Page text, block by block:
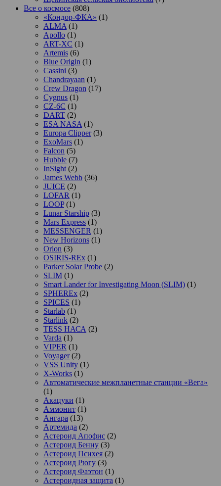
Все о космосе (808)
«Кондор-ФКА» (1)
ALMA (1)
Apollo (1)
ART-XC (1)
Artemis (6)
Blue Origin (1)
Cassini (3)
Chandrayaan (1)
Crew Dragon (17)
Cygnus (1)
CZ-6C (1)
DART (2)
ESA NASA (1)
Europa Clipper(3)
ExoMars (1)
Falcon (5)
Hubble (7)
InSight (2)
James Webb (36)
JUICE (2)
LOFAR (1)
LOOP(1)
Lunar Starship (3)
Mars Express (1)
MESSENGER (1)
New Horizons (1)
Orion (3)
OSIRIS-REx (1)
Parker Solar Probe (2)
SLIM (1)
Smart Lander for Investigating Moon (SLIM) (1)
SPHEREx (2)
SPICES (1)
Starlab (1)
Starlink (2)
TESS НАСА (2)
Varda (1)
VIPER (1)
Voyager(2)
VSS Unity (1)
X-Works (1)
Автоматические межпланетные станции «Вега»
(1)
Акацуки (1)
Аммонит (1)
Ангара (13)
Артемида (2)
Астероид Апофис (2)
Астероид Бенну (3)
Астероид Психея (2)
Астероид Рюгу (3)
Астероид Фаэтон (1)
Астероидная защита (1)